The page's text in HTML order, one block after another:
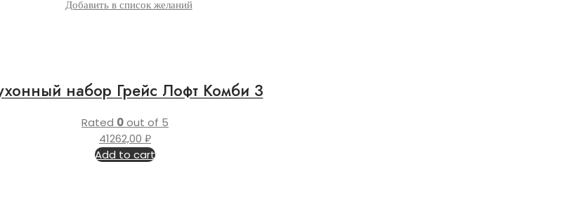
Добавить в список желаний
набор Грейс Лофт Комби 3
Rated 0out of 5
41262,00 ₽
Add to cart